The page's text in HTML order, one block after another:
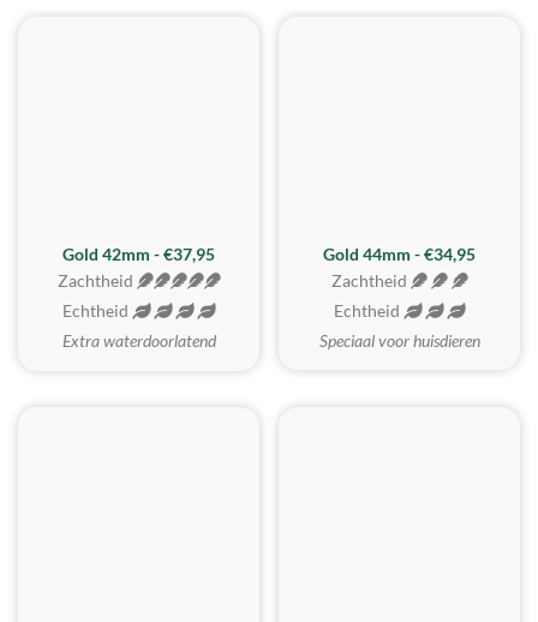
ZACHTSTE
Gold 42mm - €37,95
Zachtheid
Echtheid
Extra waterdoorlatend
Gold 44mm - €34,95
Zachtheid
Echtheid
Speciaal voor huisdieren